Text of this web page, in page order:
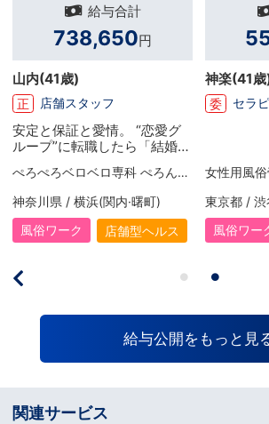
給与合計
738,650円
山内(41歳)
正 店舗スタッフ
安定と保証と愛情。 “恋愛グ
ループ”に転職したら「結婚で
きました（笑）」
ぺろぺろベロベロ専科 ぺろんちょ
神奈川県 / 横浜(関内·曙町)
風俗ワーク
店舗型ヘルス
神楽(41歳
委 セラ
女性用風俗
東京都 / 渋
風俗ワー
給与公開をもっと見
関連サービス